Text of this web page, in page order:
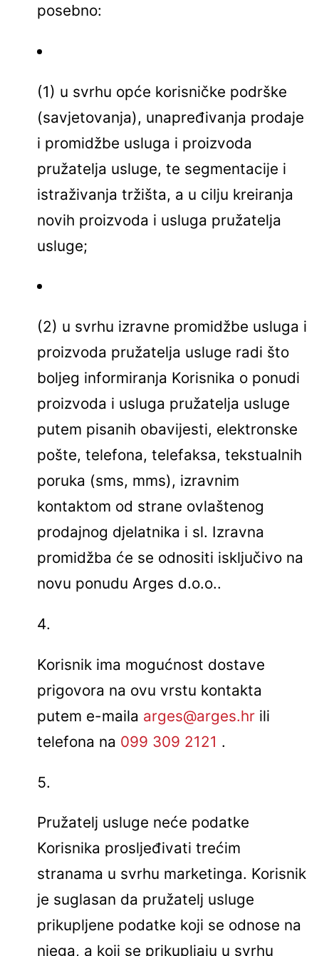
posebno:
(1) u svrhu opće korisničke podrške
(savjetovanja), unapređivanja prodaje
i promidžbe usluga i proizvoda
pružatelja usluge, te segmentacije i
istraživanja tržišta, a u cilju kreiranja
novih proizvoda i usluga pružatelja
usluge;
(2) u svrhu izravne promidžbe usluga i
proizvoda pružatelja usluge radi što
boljeg informiranja Korisnika o ponudi
proizvoda i usluga pružatelja usluge
putem pisanih obavijesti, elektronske
pošte, telefona, telefaksa, tekstualnih
poruka (sms, mms), izravnim
kontaktom od strane ovlaštenog
prodajnog djelatnika i sl. Izravna
promidžba će se odnositi isključivo na
novu ponudu Arges d.o.o..
Korisnik ima mogućnost dostave
prigovora na ovu vrstu kontakta
putem e-maila arges@arges.hr ili
telefona na 099 309 2121 .
Pružatelj usluge neće podatke
Korisnika prosljeđivati trećim
stranama u svrhu marketinga. Korisnik
je suglasan da pružatelj usluge
prikupljene podatke koji se odnose na
njega, a koji se prikupljaju u svrhu